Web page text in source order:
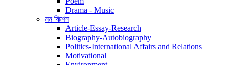
Drama - Music
নন ফিক্শন
Article-Essay-Research
Biography-Autobiography
Politics-International Affairs and Relations
Motivational